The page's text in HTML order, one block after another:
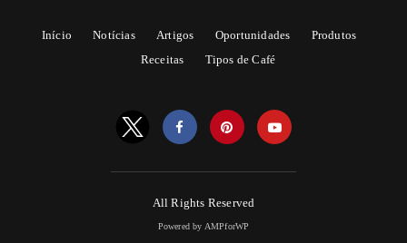
Início Notícias Artigos Oportunidades
Produtos
Receitas
Tipos de Café
All Rights Reserved
Powered by AMPforWP